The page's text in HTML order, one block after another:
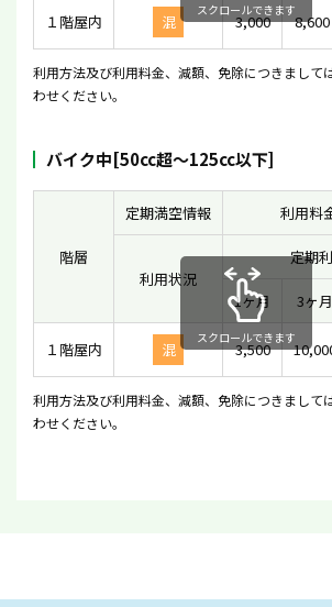
１階屋内 混 3,000 8,600
スクロールできます
利用方法及び利用料金、減額、免除につきまして
わせください。
バイク中[50cc超〜125cc以下]
階層
定期満空情報 利用料
利用状況
定期
1ヶ月
3ヶ月
１階屋内 混 3,500
スクロールできます
利用方法及び利用料金、減額、免除につきまして
わせください。